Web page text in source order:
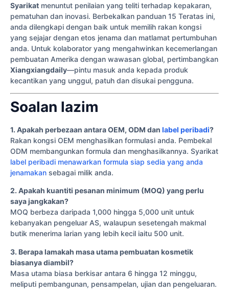
Syarikat menuntut penilaian yang teliti terhadap kepakaran,
pematuhan dan inovasi. Berbekalkan panduan 15 Teratas ini,
anda dilengkapi dengan baik untuk memilih rakan kongsi
yang sejajar dengan etos jenama dan matlamat pertumbuhan
anda. Untuk kolaborator yang mengahwinkan kecemerlangan
pembuatan Amerika dengan wawasan global, pertimbangkan
Xiangxiangdaily—pintu masuk anda kepada produk
kecantikan yang unggul, patuh dan disukai pengguna.
Soalan lazim
1. Apakah perbezaan antara OEM, ODM dan label peribadi?
Rakan kongsi OEM menghasilkan formulasi anda. Pembekal
ODM membangunkan formula dan menghasilkannya. Syarikat
label peribadi menawarkan formula siap sedia yang anda
jenamakan sebagai milik anda.
2. Apakah kuantiti pesanan minimum (MOQ) yang perlu
saya jangkakan?
MOQ berbeza daripada 1,000 hingga 5,000 unit untuk
kebanyakan pengeluar AS, walaupun sesetengah makmal
butik menerima larian yang lebih kecil iaitu 500 unit.
3. Berapa lamakah masa utama pembuatan kosmetik
biasanya diambil?
Masa utama biasa berkisar antara 6 hingga 12 minggu,
meliputi pembangunan, pensampelan, ujian dan pengeluaran.